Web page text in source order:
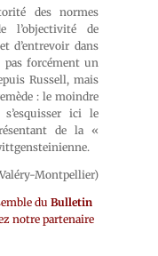
des normes
l’objectivité de
d’entrevoir dans
pas forcément un
Russell, mais
: le moindre
ici le
de la «
Montpellier)
duBulletin
notre partenaire